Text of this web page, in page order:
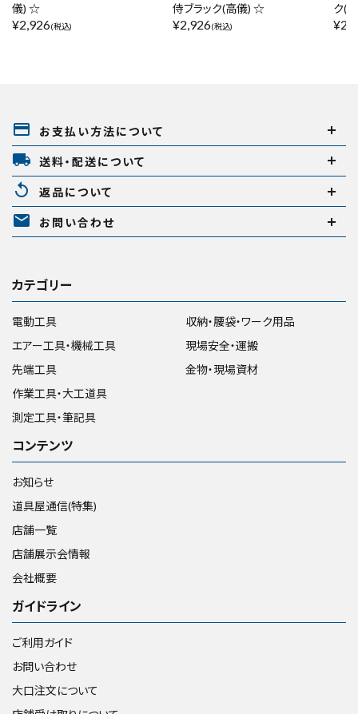
儀) ☆
¥2,926(税込)
侍ブラック(高儀) ☆
¥2,926(税込)
ク(
¥
payment お支払い方法について
local_shipping 送料・配送について
replay 返品について
mail お問い合わせ
カテゴリー
電動工具
エアー工具・機械工具
先端工具
作業工具・大工道具
測定工具・筆記具
収納・腰袋・ワーク用品
現場安全・運搬
金物・現場資材
コンテンツ
お知らせ
道具屋通信(特集)
店舗一覧
店舗展示会情報
会社概要
ガイドライン
ご利用ガイド
お問い合わせ
大口注文について